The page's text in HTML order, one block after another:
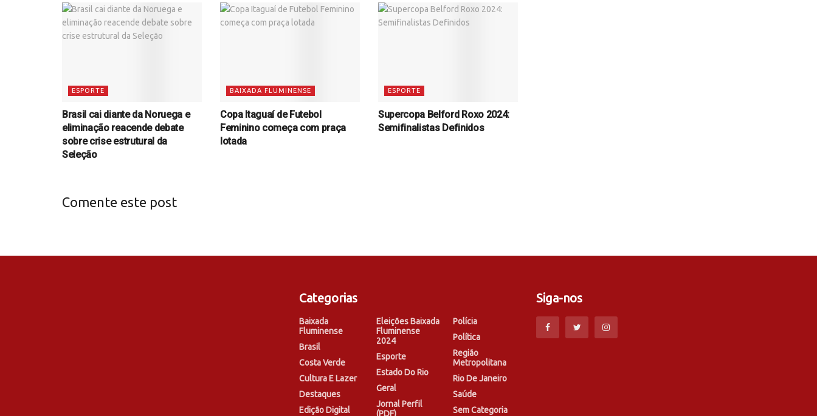
ESPORTE
Brasil cai diante da Noruega e
eliminação reacende debate
sobre crise estrutural da
Seleção
BAIXADA FLUMINENSE
Copa Itaguaí de Futebol
Feminino começa com praça
lotada
ESPORTE
Supercopa Belford Roxo 2024:
Semifinalistas Definidos
Comente este post
Categorias
Baixada
Fluminense
Brasil
Costa Verde
Cultura E Lazer
Destaques
Edição Digital
Eleições Baixada
Fluminense
2024
Esporte
Estado Do Rio
Geral
Jornal Perfil
(PDF)
Polícia
Política
Região
Metropolitana
Rio De Janeiro
Saúde
Sem Categoria
Siga-nos